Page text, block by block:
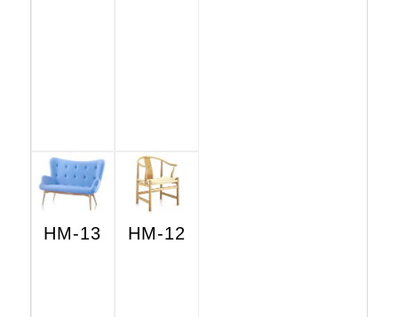
HM-13 HM-12